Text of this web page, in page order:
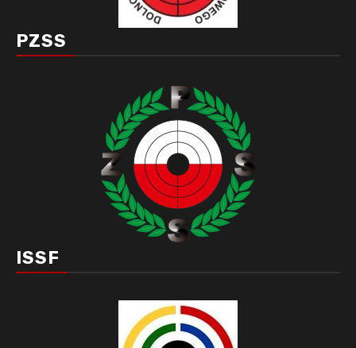
PZSS
ISSF